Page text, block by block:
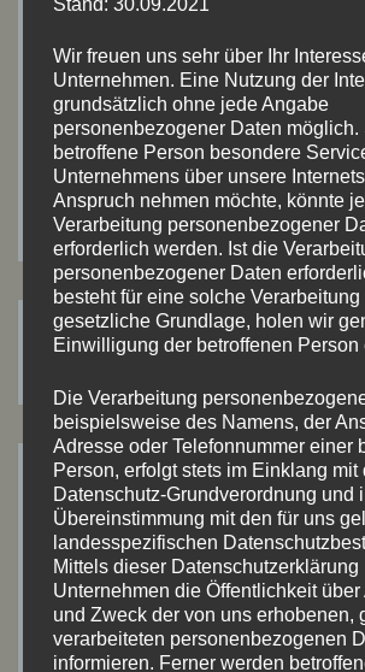
speichern.
Suchen
ARTIKEL-ARCHIV
Juli 2026(8)
Mai 2026(2)
April 2026(4)
Wir freuen uns sehr über Ihr
Unternehmen. Eine Nutzung der
grundsätzlich ohne jede Angabe
personenbezogener Daten möglich.
betroffene Person besondere
Unternehmens über unsere
Anspruch nehmen möchte, könnte
Verarbeitung personenbezogener
erforderlich werden. Ist die
personenbezogener Daten
besteht für eine solche Verarbeitung
gesetzliche Grundlage, holen wir
Einwilligung der betroffenen Person
Die Verarbeitung
beispielsweise des Namens, der
Adresse oder Telefonnummer einer
Person, erfolgt stets im Einklang mit
Datenschutz-Grundverordnung und
Übereinstimmung mit den für uns
landesspezifischen
Mittels dieser Datenschutzerklärung
Unternehmen die Öffentlichkeit über
und Zweck der von uns erhobenen,
verarbeiteten personenbezogenen
informieren. Ferner werden